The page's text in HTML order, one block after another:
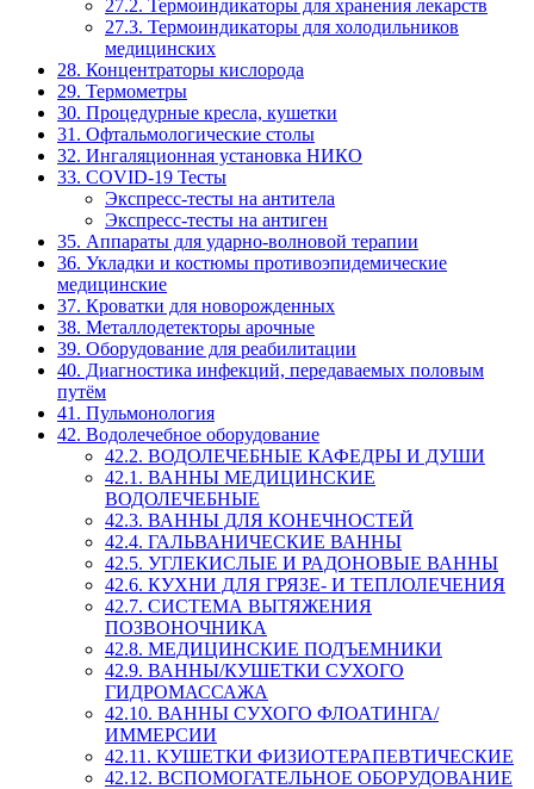
27.2. Термоиндикаторы для хранения лекарств
27.3. Термоиндикаторы для холодильников
медицинских
28. Концентраторы кислорода
29. Термометры
30. Процедурные кресла, кушетки
31. Офтальмологические столы
32. Ингаляционная установка НИКО
33. COVID-19 Тесты
Экспресс-тесты на антитела
Экспресс-тесты на антиген
35. Аппараты для ударно-волновой терапии
36. Укладки и костюмы противоэпидемические
медицинские
37. Кроватки для новорожденных
38. Металлодетекторы арочные
39. Оборудование для реабилитации
40. Диагностика инфекций, передаваемых половым
путём
41. Пульмонология
42. Водолечебное оборудование
42.2. ВОДОЛЕЧЕБНЫЕ КАФЕДРЫ И ДУШИ
42.1. ВАННЫ МЕДИЦИНСКИЕ
ВОДОЛЕЧЕБНЫЕ
42.3. ВАННЫ ДЛЯ КОНЕЧНОСТЕЙ
42.4. ГАЛЬВАНИЧЕСКИЕ ВАННЫ
42.5. УГЛЕКИСЛЫЕ И РАДОНОВЫЕ ВАННЫ
42.6. КУХНИ ДЛЯ ГРЯЗЕ- И ТЕПЛОЛЕЧЕНИЯ
42.7. СИСТЕМА ВЫТЯЖЕНИЯ
ПОЗВОНОЧНИКА
42.8. МЕДИЦИНСКИЕ ПОДЪЕМНИКИ
42.9. ВАННЫ/КУШЕТКИ СУХОГО
ГИДРОМАССАЖА
42.10. ВАННЫ СУХОГО ФЛОАТИНГА/
ИММЕРСИИ
42.11. КУШЕТКИ ФИЗИОТЕРАПЕВТИЧЕСКИЕ
42.12. ВСПОМОГАТЕЛЬНОЕ ОБОРУДОВАНИЕ